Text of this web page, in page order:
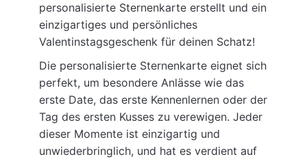
personalisierte Sternenkarte erstellt und ein
einzigartiges und persönliches
Valentinstagsgeschenk für deinen Schatz!
Die personalisierte Sternenkarte eignet sich
perfekt, um besondere Anlässe wie das
erste Date, das erste Kennenlernen oder der
Tag des ersten Kusses zu verewigen. Jeder
dieser Momente ist einzigartig und
unwiederbringlich, und hat es verdient auf